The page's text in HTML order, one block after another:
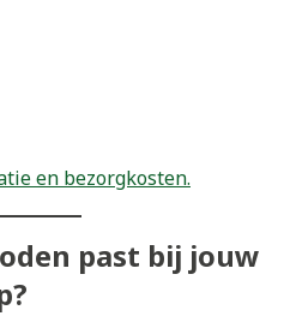
en bezorgkosten.
past bij jouw